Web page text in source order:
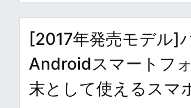
[2017年発売モデル]
Androidスマートフ
末として使えるスマ